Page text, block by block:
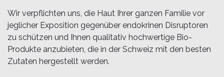
Wir verpflichten uns, die Haut Ihrer ganzen Familie vor
jeglicher Exposition gegenüber endokrinen Disruptoren
zu schützen und Ihnen qualitativ hochwertige Bio-
Produkte anzubieten, die in der Schweiz mit den besten
Zutaten hergestellt werden.